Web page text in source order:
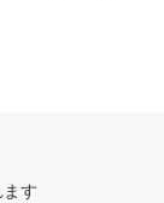
す